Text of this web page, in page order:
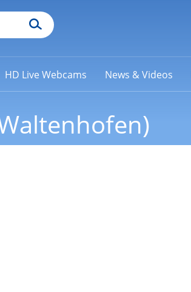
HD Live Webcams News & Videos